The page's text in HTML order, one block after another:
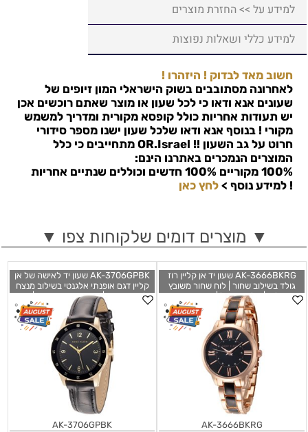
למידע על >> החזרת מוצרים
למידע כללי ושאלות נפוצות
חשוב מאד לבדוק ! היזהרו !
לאחרונה מסתובבים בשוק הישראלי המון זיופים של
שעונים אנא ודאו כי לכל שעון או מוצר שאתם רוכשים אכן
יש תעודות אחריות כולל קופסא מקורית ומדריך למשמש
מקורי ! בנוסף אנא ודאו שלכל שעון ישנו מספר סידורי
חרוט על גב השעון !! OR.Israel מתחייבים כי כלל
המוצרים הנמכרים באתרנו הינם:
100% מקוריים 100% חדשים וכוללים שנתיים אחריות
! למידע נוסף > לחץ כאן
▼ מוצרים דומים שלקוחות צפו ▼
AK-3666BKRG שעון יד אן קליין רוז
גולד בשילוב שחור | לוח שחור משובץ
קריסטלים | מלאי מוגבל | שנתיים אחריות
| Anne Klein Women's Glitter
Accented Bracelet Watch AK-
3666BKRG
AK-3666BKRG
AK-3706GPBK שעון יד לאישה של אן
קליין דגם אופנתי אלגנטי בשילוב מנצח
של שחר וזהב | רצועת עור שחורה | שעוני
אופנה בראשון לציון | Anne Klein
Women's Croco-Grain Strap Watch
AK-3706GPBK
AK-3706GPBK